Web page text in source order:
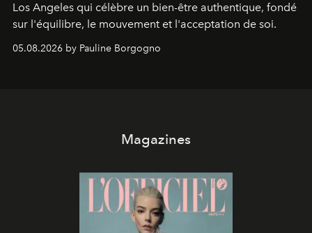
Los Angeles qui célèbre un bien-être authentique, fondé
sur l'équilibre, le mouvement et l'acceptation de soi.
05.08.2026 by Pauline Borgogno
Magazines